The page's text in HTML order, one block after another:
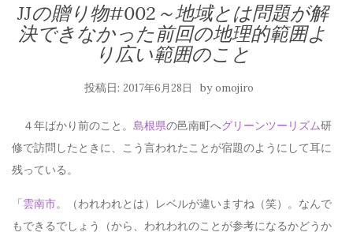
JJの贈り物#002～地域とは問題が解
決できなかった前回の地理的範囲よ
り広い範囲のこと
投稿日: 2017年6月28日 byomojiro
４年ばかり前のこと。 島根県の邑南町へグリーンツーリズム研
修で訪問したときに、こう言われたことが宿題のようにして耳に
残っている。
「雲南市。（われわれとは）レベルが違いますね（笑）。なんで
もできるでしょう（から、われわれのことが参考になるかどうか